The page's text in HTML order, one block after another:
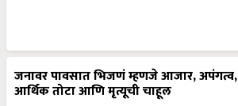
जनावर पावसात भिजणं म्हणजे आजार, अपंगत्व,
आर्थिक तोटा आणि मृत्यूची चाहूल